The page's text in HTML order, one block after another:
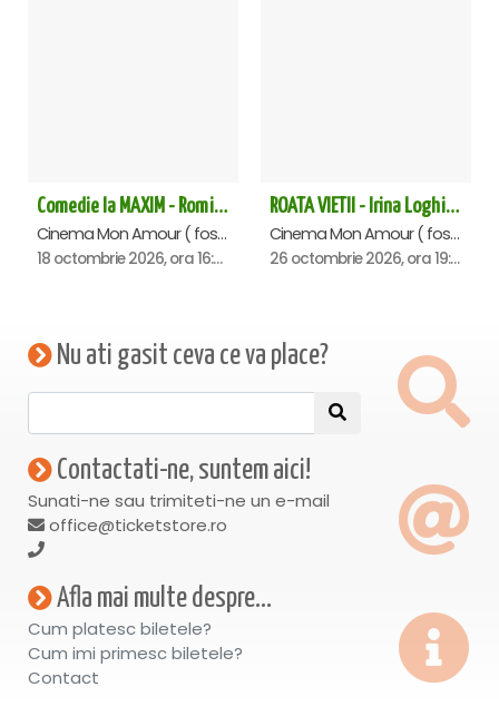
Comedie la MAXIM - Romica Tociu si Cornel Palade - Piatra Neamt
Cinema Mon Amour ( fost Dacia ), Piatra-Neamt
18 octombrie 2026, ora 16:00
ROATA VIETII - Irina Loghin și Maria Dragomiroiu - Piatra Neamt
Cinema Mon Amour ( fost Dacia ), Piatra-Neamt
26 octombrie 2026, ora 19:00
Nu ati gasit ceva ce va place?
Contactati-ne, suntem aici!
Sunati-ne sau trimiteti-ne un e-mail
office@ticketstore.ro
Afla mai multe despre...
Cum platesc biletele?
Cum imi primesc biletele?
Contact